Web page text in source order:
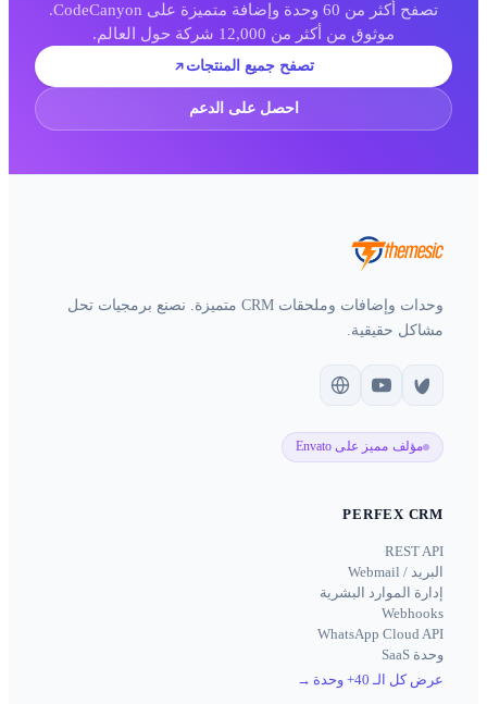
تصفح أكثر من 60 وحدة وإضافة متميزة على CodeCanyon.
موثوق من أكثر من 12,000 شركة حول العالم.
تصفح جميع المنتجات
احصل على الدعم
وحدات وإضافات وملحقات CRM متميزة. نصنع برمجيات تحل
مشاكل حقيقية.
مؤلف مميز على Envato
PERFEX CRM
REST API
البريد / Webmail
إدارة الموارد البشرية
Webhooks
WhatsApp Cloud API
وحدة SaaS
عرض كل الـ 40+ وحدة
→